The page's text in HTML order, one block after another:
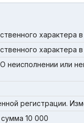
характера
характера
или
регистрации.
10 000